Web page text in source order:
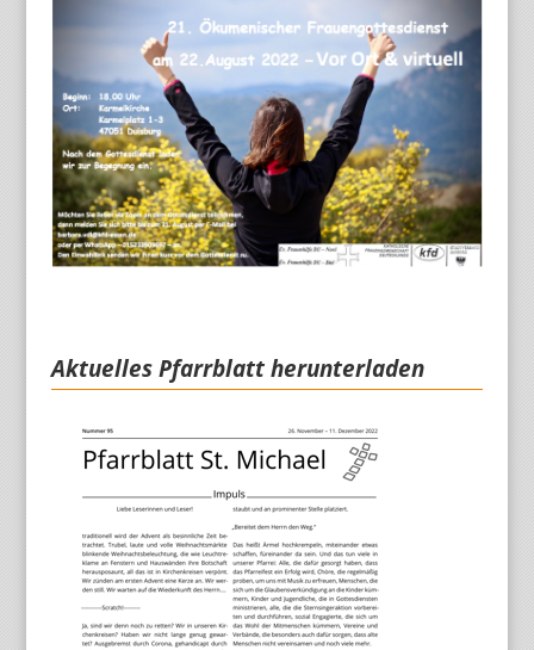
Aktuelles Pfarrblatt herunterladen